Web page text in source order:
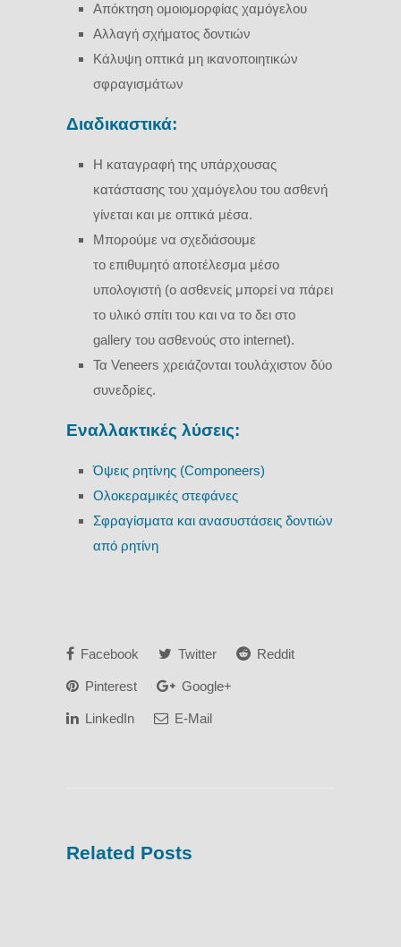
Απόκτηση ομοιομορφίας χαμόγελου
Αλλαγή σχήματος δοντιών
Κάλυψη οπτικά μη ικανοποιητικών
σφραγισμάτων
Διαδικαστικά:
Η καταγραφή της υπάρχουσας
κατάστασης του χαμόγελου του ασθενή
γίνεται και με οπτικά μέσα.
Μπορούμε να σχεδιάσουμε
το επιθυμητό αποτέλεσμα μέσο
υπολογιστή (ο ασθενείς μπορεί να πάρει
το υλικό σπίτι του και να το δει στο
gallery του ασθενούς στο internet).
Τα Veneers χρειάζονται τουλάχιστον δύο
συνεδρίες.
Eναλλακτικές λύσεις:
Όψεις ρητίνης (Componeers)
Ολοκεραμικές στεφάνες
Σφραγίσματα και ανασυστάσεις δοντιών
από ρητίνη
Facebook Twitter Reddit
Pinterest Google+
LinkedIn E-Mail
Related Posts